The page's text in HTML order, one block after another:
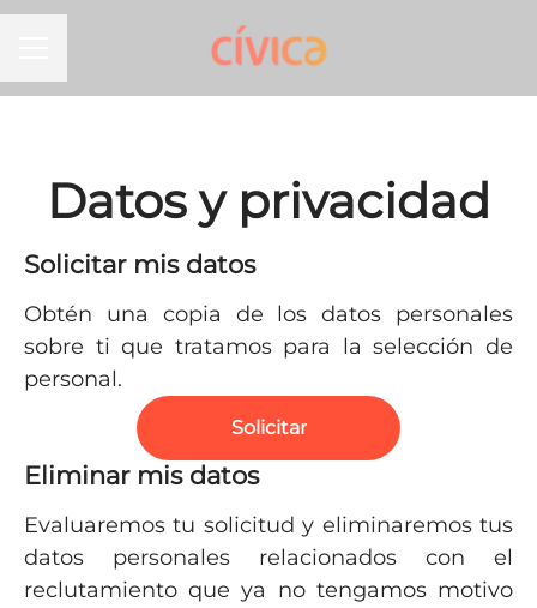
Datos y privacidad
Solicitar mis datos
Obtén una copia de los datos personales
sobre ti que tratamos para la selección de
personal.
Solicitar
Eliminar mis datos
Evaluaremos tu solicitud y eliminaremos tus
datos personales relacionados con el
reclutamiento que ya no tengamos motivo